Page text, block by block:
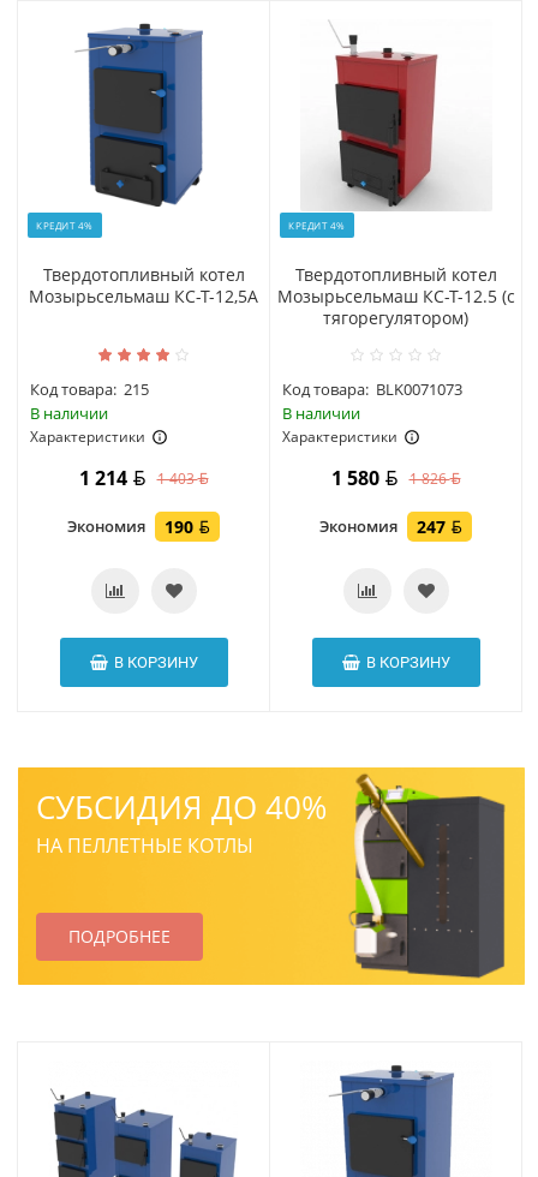
КРЕДИТ 4%
Твердотопливный котел
Мозырьсельмаш КС-Т-12,5А
Код товара: 215
В наличии
Характеристики
1 214 1 403
Экономия 190
В КОРЗИНУ
КРЕДИТ 4%
Твердотопливный котел
Мозырьсельмаш КС-Т-12.5 (с
тягорегулятором)
Код товара: BLK0071073
В наличии
Характеристики
1 580 1 826
Экономия 247
В КОРЗИНУ
СУБСИДИЯ ДО 40%
НА ПЕЛЛЕТНЫЕ КОТЛЫ
ПОДРОБНЕЕ